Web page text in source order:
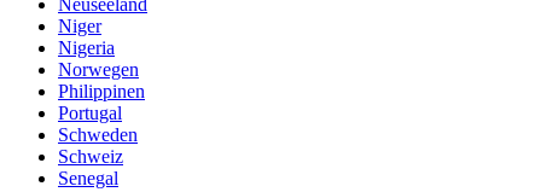
Niger
Nigeria
Norwegen
Philippinen
Portugal
Schweden
Schweiz
Senegal